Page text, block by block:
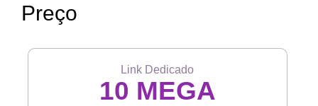
Preço
Link Dedicado
10 MEGA